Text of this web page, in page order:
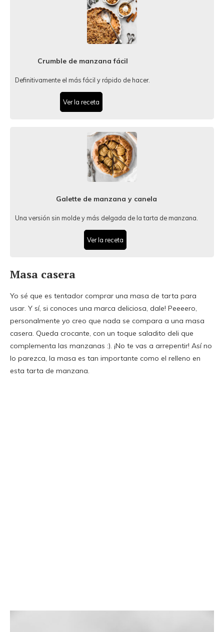
Crumble de manzana fácil
Definitivamente el más fácil y rápido de hacer.
Ver la receta
Galette de manzana y canela
Una versión sin molde y más delgada de la tarta de manzana.
Ver la receta
Masa casera
Yo sé que es tentador comprar una masa de tarta para
usar. Y sí, si conoces una marca deliciosa, dale! Peeeero,
personalmente yo creo que nada se compara a una masa
casera. Queda crocante, con un toque saladito deli que
complementa las manzanas :). ¡No te vas a arrepentir! Así no
lo parezca, la masa es tan importante como el relleno en
esta tarta de manzana.